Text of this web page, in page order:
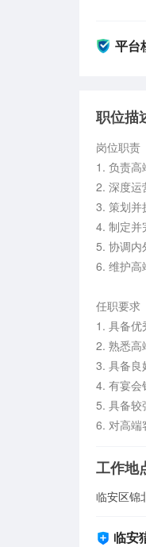
平台
职位描
岗位职责
1. 负责高
2. 深度运
3. 策划并
4. 制定并
5. 协调内
6. 维护高
任职要求
1. 具备优
2. 熟悉高
3. 具备良
4. 有宴会
5. 具备较
6. 对高端
工作地
临安区锦
临安